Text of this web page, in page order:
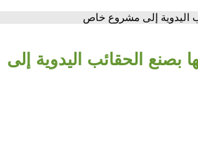
اليدوية إلى مشروع خاص
الحقائب اليدوية إلى